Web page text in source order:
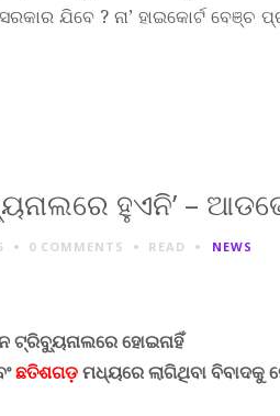
ଯିବେ ? ନା’ ହାଇକୋର୍ଟ ବେଞ୍ଚ
ହୁଏନି’ –
0 COMMENTS READ NEWS
ଟ୍ରିବ୍ୟୁନାଲରେ ହୋଇନାହିଁ
ଛତିଶଗଡ଼ ମଧ୍ୟରେ ଲାଗିଥିବା ବିବାଦକୁ